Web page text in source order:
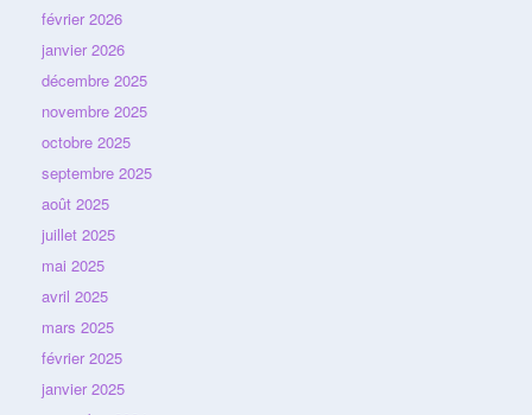
février 2026
janvier 2026
décembre 2025
novembre 2025
octobre 2025
septembre 2025
août 2025
juillet 2025
mai 2025
avril 2025
mars 2025
février 2025
janvier 2025